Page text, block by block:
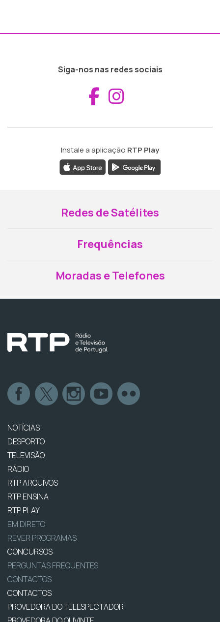
Siga-nos nas redes sociais
Aceder ao
Instale a aplicação RTP Play
Redes de Satélites
Frequências
Moradas e Telefones
NOTÍCIAS
DESPORTO
TELEVISÃO
RÁDIO
RTP ARQUIVOS
RTP ENSINA
RTP PLAY
EM DIRETO
REVER PROGRAMAS
CONCURSOS
PERGUNTAS FREQUENTES
CONTACTOS
CONTACTOS
PROVEDORA DO TELESPECTADOR